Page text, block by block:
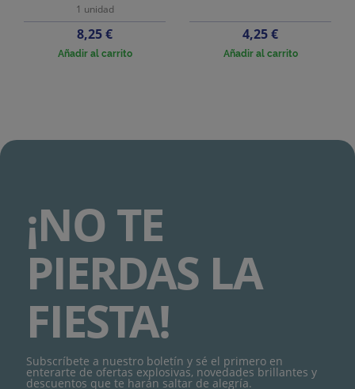
1 unidad
Precio
8,25 €
Añadir al carrito
Precio
4,25 €
Añadir al carrito
¡NO TE
PIERDAS LA
FIESTA!
Subscríbete a nuestro boletín y sé el primero en
enterarte de ofertas explosivas, novedades brillantes y
descuentos que te harán saltar de alegría.